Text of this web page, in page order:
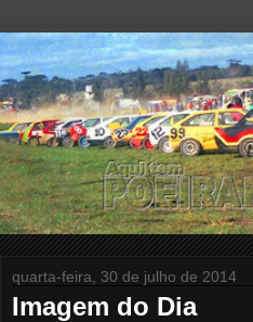
quarta-feira, 30 de julho de 2014
Imagem do Dia